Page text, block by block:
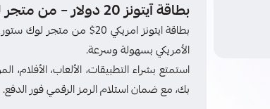
بطاقة آيتونز 20 دولار – من متجر لوك ستور السعودي
الأمريكي بسهولة وسرعة.
بك، مع ضمان استلام الرمز الرقمي فور الدفع.